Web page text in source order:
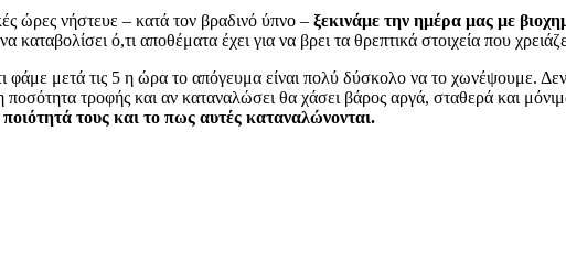
ώρες νήστευε – κατά τον βραδινό ύπνο – ξεκινάμε την ημέρα μας με
ό,τι αποθέματα έχει για να βρει τα θρεπτικά στοιχεία που
φάμε μετά τις 5 η ώρα το απόγευμα είναι πολύ δύσκολο να το χωνέψουμε.
τροφής και αν καταναλώσει θα χάσει βάρος αργά, σταθερά και
τους και το πως αυτές καταναλώνονται.